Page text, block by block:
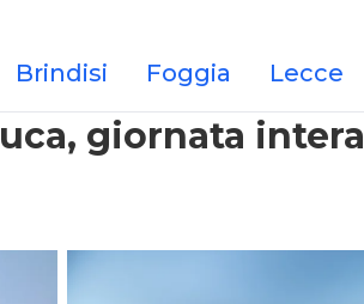
Brindisi Foggia Lecce
giornata intera